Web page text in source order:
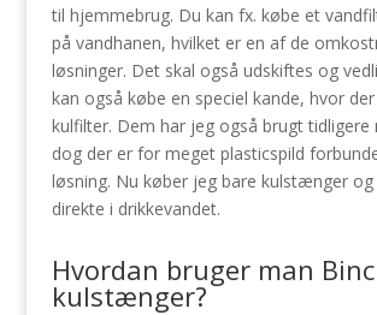
til hjemmebrug. Du kan fx. købe et
på vandhanen, hvilket er en af de
løsninger. Det skal også udskiftes og
kan også købe en speciel kande, hvor
kulfilter. Dem har jeg også brugt tidligere
dog der er for meget plasticspild
løsning. Nu køber jeg bare kulstænger
direkte i drikkevandet.
Hvordan bruger man
kulstænger?